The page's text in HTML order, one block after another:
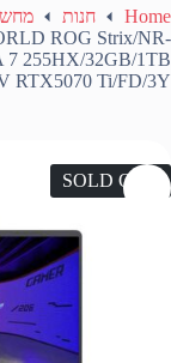
Home חנות
ROG Strix/NR-
255HX/32GB/1TB
RTX5070 Ti/FD/3Y
SOLD OUT